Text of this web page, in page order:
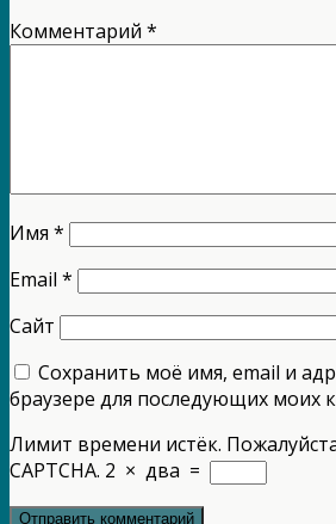
Комментарий *
Имя *
Email *
Сайт
Сохранить моё имя, email и
браузере для последующих моих
Лимит времени истёк.
CAPTCHA. 2 × два =